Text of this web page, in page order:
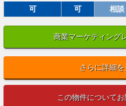
可 可 相談
商業マーケティング
さらに詳細
この物件について